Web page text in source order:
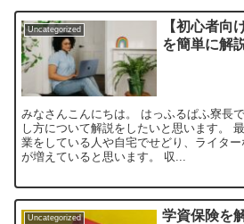
Uncategorized
【初心者向
を簡単に解
みなさんこんにちは。 はっふるぱふ寮長
し方について解説をしたいと思います。
業をしている人や自宅でせどり、ライタ
が増えていると思います。 収...
Uncategorized 学資保険を